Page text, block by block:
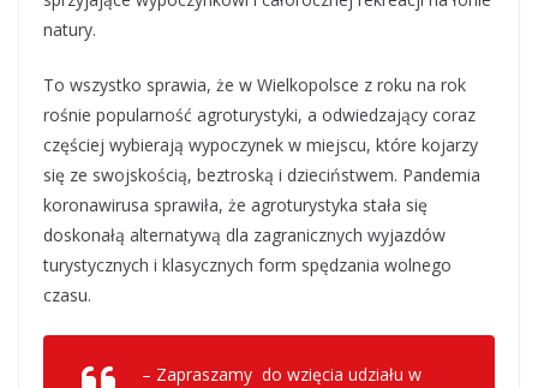
natury.
To wszystko sprawia, że w Wielkopolsce z roku na rok
rośnie popularność agroturystyki, a odwiedzający coraz
częściej wybierają wypoczynek w miejscu, które kojarzy
się ze swojskością, beztroską i dzieciństwem. Pandemia
koronawirusa sprawiła, że agroturystyka stała się
doskonałą alternatywą dla zagranicznych wyjazdów
turystycznych i klasycznych form spędzania wolnego
czasu.
– Zapraszamy do wzięcia udziału w